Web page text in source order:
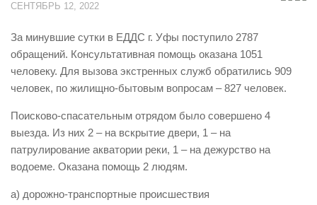
Отчеты о реализации муниципальных программ
Документы
История
Виды деятельности
Обслуживание опасных производственных объектов
Половодье
Купальный сезон
СЕНТЯБРЬ 12, 2022
За минувшие сутки в ЕДДС г. Уфы поступило 2787
обращений. Консультативная помощь оказана 1051
человеку. Для вызова экстренных служб обратились 909
человек, по жилищно-бытовым вопросам – 827 человек.
Поисково-спасательным отрядом было совершено 4
выезда. Из них 2 – на вскрытие двери, 1 – на
патрулирование акватории реки, 1 – на дежурство на
водоеме. Оказана помощь 2 людям.
а) дорожно-транспортные происшествия